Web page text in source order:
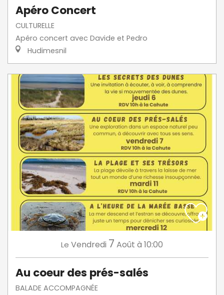
Apéro Concert
CULTURELLE
Apéro concert avec Davide et Pedro
Hudimesnil
Le Vendredi 7 Août à 10:00
Au coeur des prés-salés
BALADE ACCOMPAGNÉE